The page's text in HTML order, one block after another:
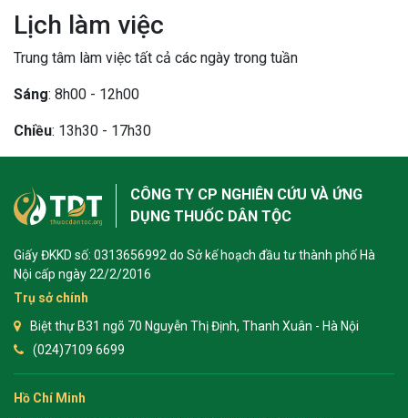
Thông Tin Cần Biết
Lịch làm việc
Trung tâm làm việc tất cả các ngày trong tuần
Sáng: 8h00 - 12h00
Chiều: 13h30 - 17h30
CÔNG TY CP NGHIÊN CỨU VÀ ỨNG
DỤNG THUỐC DÂN TỘC
Giấy ĐKKD số: 0313656992 do Sở kế hoạch đầu tư thành phố Hà
Nội cấp ngày 22/2/2016
Trụ sở chính
Biệt thự B31 ngõ 70 Nguyễn Thị Định, Thanh Xuân - Hà Nội
(024)7109 6699
Hồ Chí Minh